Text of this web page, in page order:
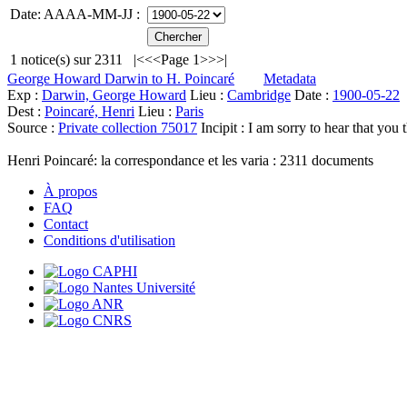
Date: AAAA-MM-JJ :
1 notice(s) sur 2311 |<<<Page 1>>>|
George Howard Darwin to H. Poincaré
Metadata
Exp : Darwin, George Howard Lieu : Cambridge Date : 1900-05-22
Dest : Poincaré, Henri Lieu : Paris
Source : Private collection 75017 Incipit : I am sorry to hear that you
Henri Poincaré: la correspondance et les varia : 2311 documents
À propos
FAQ
Contact
Conditions d'utilisation